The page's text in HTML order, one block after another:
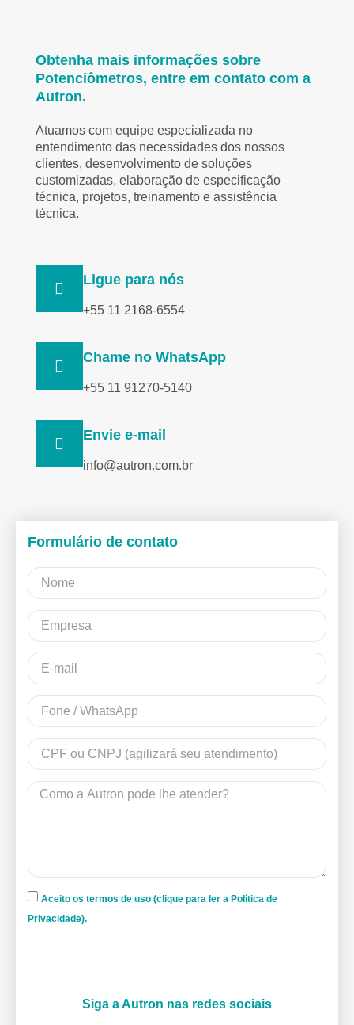
Obtenha mais informações sobre
Potenciômetros, entre em contato com a
Autron.
Atuamos com equipe especializada no
entendimento das necessidades dos nossos
clientes, desenvolvimento de soluções
customizadas, elaboração de especificação
técnica, projetos, treinamento e assistência
técnica.
Ligue para nós
+55 11 2168-6554
Chame no WhatsApp
+55 11 91270-5140
Envie e-mail
info@autron.com.br
Formulário de contato
Aceito os termos de uso (clique para ler a Política de
Privacidade).
Siga a Autron nas redes sociais